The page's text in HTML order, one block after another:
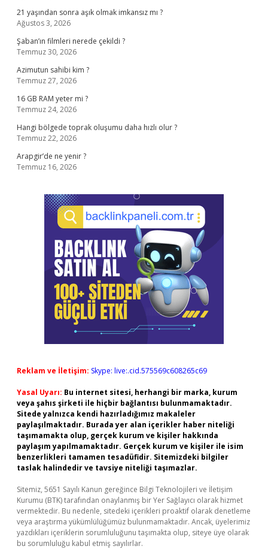
21 yaşından sonra aşık olmak imkansız mı ?
Ağustos 3, 2026
Şaban’ın filmleri nerede çekildi ?
Temmuz 30, 2026
Azimutun sahibi kim ?
Temmuz 27, 2026
16 GB RAM yeter mi ?
Temmuz 24, 2026
Hangi bölgede toprak oluşumu daha hızlı olur ?
Temmuz 22, 2026
Arapgir’de ne yenir ?
Temmuz 16, 2026
Reklam ve İletişim: Skype: live:.cid.575569c608265c69
Yasal Uyarı: Bu internet sitesi, herhangi bir marka, kurum
veya şahıs şirketi ile hiçbir bağlantısı bulunmamaktadır.
Sitede yalnızca kendi hazırladığımız makaleler
paylaşılmaktadır. Burada yer alan içerikler haber niteliği
taşımamakta olup, gerçek kurum ve kişiler hakkında
paylaşım yapılmamaktadır. Gerçek kurum ve kişiler ile isim
benzerlikleri tamamen tesadüfidir. Sitemizdeki bilgiler
taslak halindedir ve tavsiye niteliği taşımazlar.
Sitemiz, 5651 Sayılı Kanun gereğince Bilgi Teknolojileri ve İletişim
Kurumu (BTK) tarafından onaylanmış bir Yer Sağlayıcı olarak hizmet
vermektedir. Bu nedenle, sitedeki içerikleri proaktif olarak denetleme
veya araştırma yükümlülüğümüz bulunmamaktadır. Ancak, üyelerimiz
yazdıkları içeriklerin sorumluluğunu taşımakta olup, siteye üye olarak
bu sorumluluğu kabul etmiş sayılırlar.